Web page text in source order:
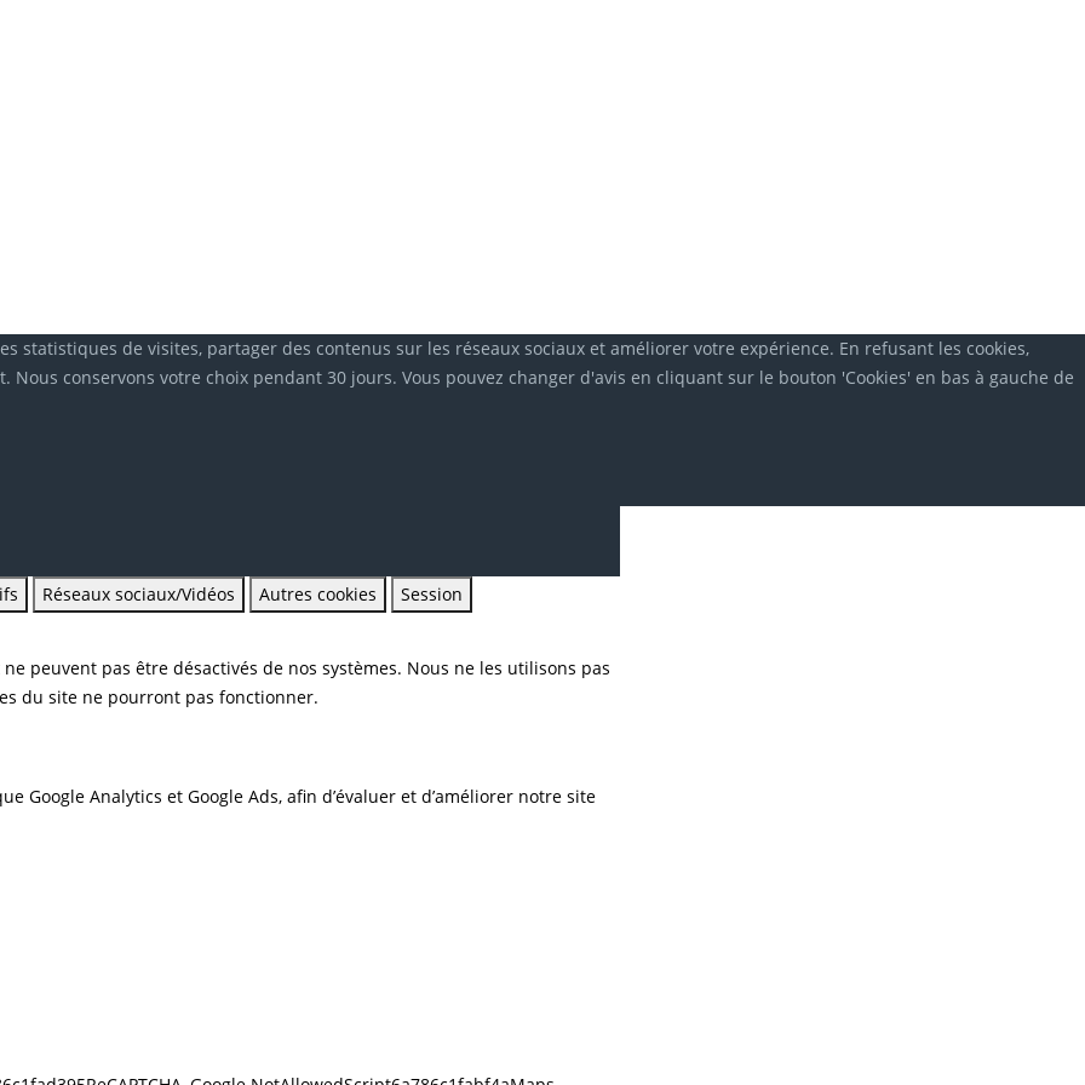
statistiques de visites, partager des contenus sur les réseaux sociaux et améliorer votre expérience. En refusant les cookies,
conservons votre choix pendant 30 jours. Vous pouvez changer d'avis en cliquant sur le bouton 'Cookies' en bas à gauche de
Réseaux sociaux/Vidéos Autres cookies Session
peuvent pas être désactivés de nos systèmes. Nous ne les utilisons pas
du site ne pourront pas fonctionner.
Google Analytics et Google Ads, afin d’évaluer et d’améliorer notre site